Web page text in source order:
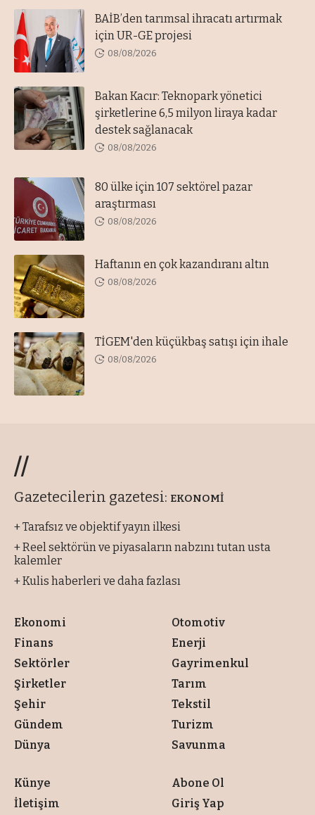
BAİB’den tarımsal ihracatı artırmak
için UR-GE projesi
08/08/2026
Bakan Kacır: Teknopark yönetici
şirketlerine 6,5 milyon liraya kadar
destek sağlanacak
08/08/2026
80 ülke için 107 sektörel pazar
araştırması
08/08/2026
Haftanın en çok kazandıranı altın
08/08/2026
TİGEM'den küçükbaş satışı için ihale
08/08/2026
//
Gazetecilerin gazetesi: EKONOMİ
+ Tarafsız ve objektif yayın ilkesi
+ Reel sektörün ve piyasaların nabzını tutan usta
kalemler
+ Kulis haberleri ve daha fazlası
Ekonomi
Finans
Sektörler
Şirketler
Şehir
Gündem
Dünya
Otomotiv
Enerji
Gayrimenkul
Tarım
Tekstil
Turizm
Savunma
Künye
İletişim
Abone Ol
Giriş Yap